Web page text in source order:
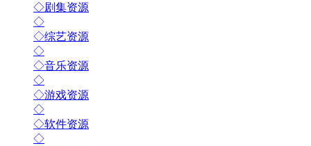
◇剧集资源
◇
◇综艺资源
◇
◇音乐资源
◇
◇游戏资源
◇
◇软件资源
◇